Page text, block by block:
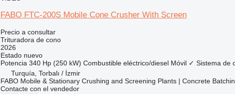
FABO FTC-200S Mobile Cone Crusher With Screen
Precio a consultar
Trituradora de cono
2026
Estadonuevo
Potencia 340 Hp (250 kW) Combustible eléctrico/diesel Móvil ✓ Sistema de
Turquía, Torbalı / İzmir
FABO Mobile & Stationary Crushing and Screening Plants | Concrete
Contacte con el vendedor